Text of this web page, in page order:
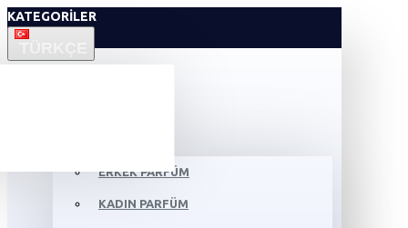
KATEGORILER
ERKEK PARFÜM
KADIN PARFÜM